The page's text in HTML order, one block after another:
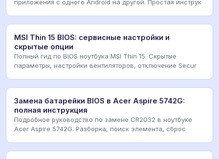
приложения с одного Android на другой. Простая инструк
MSI Thin 15 BIOS: сервисные настройки и
скрытые опции
Полный гид по BIOS ноутбука MSI Thin 15. Скрытые
параметры, настройки вентиляторов, отключение Secur
Замена батарейки BIOS в Acer Aspire 5742G:
полная инструкция
Подробное руководство по замене CR2032 в ноутбуке
Acer Aspire 5742G. Разборка, поиск элемента, сброс